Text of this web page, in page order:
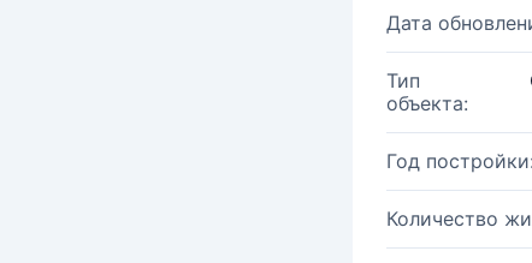
Дата
Тип
объекта:
Год постройки:
Количество